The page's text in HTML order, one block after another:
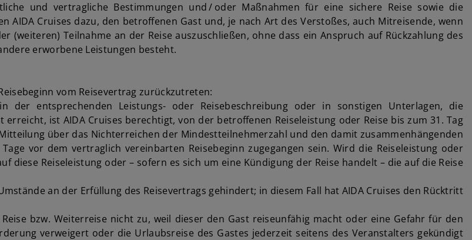
und vertragliche Bestimmungen und / oder Maßnahmen für eine sichere Reise sowie die
AIDA Cruises dazu, den betroffenen Gast und, je nach Art des Verstoßes, auch Mitreisende, wenn
(weiteren) Teilnahme an der Reise auszuschließen, ohne dass ein Anspruch auf Rückzahlung des
erworbene Leistungen besteht.
vom Reisevertrag zurückzutreten:
der entsprechenden Leistungs- oder Reisebeschreibung oder in sonstigen Unterlagen, die
ist AIDA Cruises berechtigt, von der betroffenen Reiseleistung oder Reise bis zum 31. Tag
über das Nichterreichen der Mindestteilnehmerzahl und den damit zusammenhängenden
vor dem vertraglich vereinbarten Reisebeginn zugegangen sein. Wird die Reiseleistung oder
Reiseleistung oder – sofern es sich um eine Kündigung der Reise handelt – die auf die Reise
an der Erfüllung des Reisevertrags gehindert; in diesem Fall hat AIDA Cruises den Rücktritt
bzw. Weiterreise nicht zu, weil dieser den Gast reiseunfähig macht oder eine Gefahr für den
verweigert oder die Urlaubsreise des Gastes jederzeit seitens des Veranstalters gekündigt